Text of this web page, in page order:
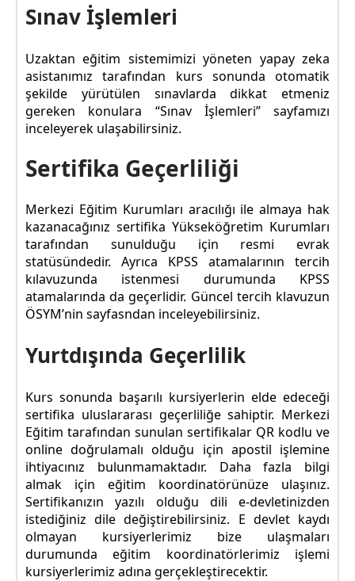
Sınav İşlemleri
Uzaktan eğitim sistemimizi yöneten yapay zeka
asistanımız tarafından kurs sonunda otomatik
şekilde yürütülen sınavlarda dikkat etmeniz
gereken konulara “Sınav İşlemleri” sayfamızı
inceleyerek ulaşabilirsiniz.
Sertifika Geçerliliği
Merkezi Eğitim Kurumları aracılığı ile almaya hak
kazanacağınız sertifika Yükseköğretim Kurumları
tarafından sunulduğu için resmi evrak
statüsündedir. Ayrıca KPSS atamalarının tercih
kılavuzunda istenmesi durumunda KPSS
atamalarında da geçerlidir. Güncel tercih klavuzun
ÖSYM’nin sayfasndan inceleyebilirsiniz.
Yurtdışında Geçerlilik
Kurs sonunda başarılı kursiyerlerin elde edeceği
sertifika uluslararası geçerliliğe sahiptir. Merkezi
Eğitim tarafından sunulan sertifikalar QR kodlu ve
online doğrulamalı olduğu için apostil işlemine
ihtiyacınız bulunmamaktadır. Daha fazla bilgi
almak için eğitim koordinatörünüze ulaşınız.
Sertifikanızın yazılı olduğu dili e-devletinizden
istediğiniz dile değiştirebilirsiniz. E devlet kaydı
olmayan kursiyerlerimiz bize ulaşmaları
durumunda eğitim koordinatörlerimiz işlemi
kursiyerlerimiz adına gerçekleştirecektir.